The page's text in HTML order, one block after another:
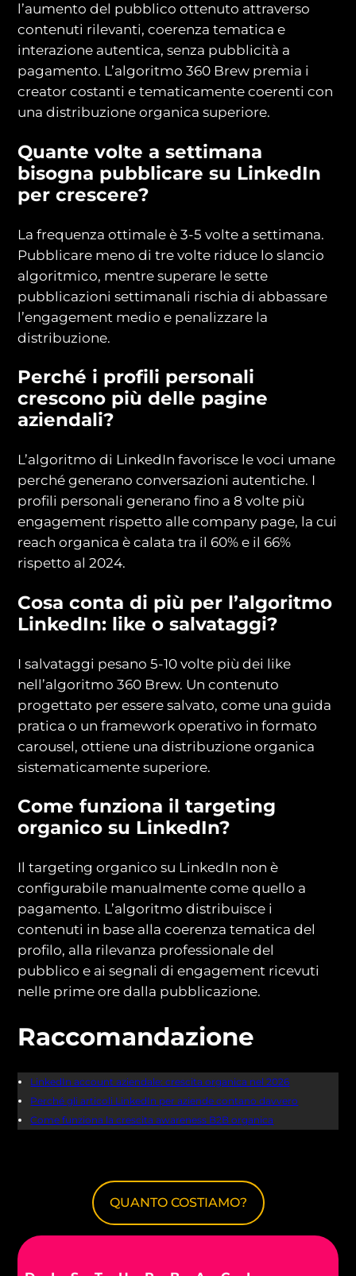
l’aumento del pubblico ottenuto attraverso
contenuti rilevanti, coerenza tematica e
interazione autentica, senza pubblicità a
pagamento. L’algoritmo 360 Brew premia i
creator costanti e tematicamente coerenti con
una distribuzione organica superiore.
Quante volte a settimana
bisogna pubblicare su LinkedIn
per crescere?
La frequenza ottimale è 3-5 volte a settimana.
Pubblicare meno di tre volte riduce lo slancio
algoritmico, mentre superare le sette
pubblicazioni settimanali rischia di abbassare
l’engagement medio e penalizzare la
distribuzione.
Perché i profili personali
crescono più delle pagine
aziendali?
L’algoritmo di LinkedIn favorisce le voci umane
perché generano conversazioni autentiche. I
profili personali generano fino a 8 volte più
engagement rispetto alle company page, la cui
reach organica è calata tra il 60% e il 66%
rispetto al 2024.
Cosa conta di più per l’algoritmo
LinkedIn: like o salvataggi?
I salvataggi pesano 5-10 volte più dei like
nell’algoritmo 360 Brew. Un contenuto
progettato per essere salvato, come una guida
pratica o un framework operativo in formato
carousel, ottiene una distribuzione organica
sistematicamente superiore.
Come funziona il targeting
organico su LinkedIn?
Il targeting organico su LinkedIn non è
configurabile manualmente come quello a
pagamento. L’algoritmo distribuisce i
contenuti in base alla coerenza tematica del
profilo, alla rilevanza professionale del
pubblico e ai segnali di engagement ricevuti
nelle prime ore dalla pubblicazione.
Raccomandazione
LinkedIn account aziendale: crescita organica nel 2026
Perché gli articoli LinkedIn per aziende contano davvero
Come funziona la crescita awareness B2B organica
QUANTO COSTIAMO?